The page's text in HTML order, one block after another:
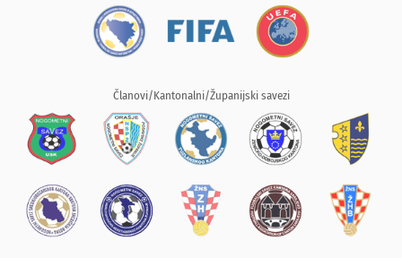
Članovi/Kantonalni/Županijski savezi